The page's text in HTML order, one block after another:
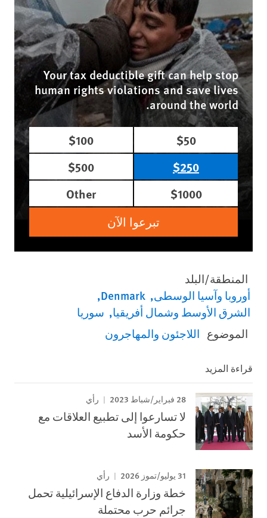
Your tax deductible gift can help stop
human rights violations and save lives
around the world.
$50
$100
$250
$500
$1000
Other
تبرعوا الآن
المنطقة/البلد
أوروبا وآسيا الوسطى Denmark
الشرق الأوسط وشمال أفريقيا سوريا
الموضوع اللاجئون والمهاجرون
قراءة المزيد
28 فبراير/شباط 2023 رأي
لا تسارعوا إلى تطبيع العلاقات مع
حكومة الأسد
31 يوليو/تموز 2026 رأي
خطة وزارة الدفاع الإسرائيلية تحمل
جرائم حرب محتملة